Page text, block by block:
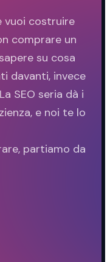
vuoi costruire
comprare un
su cosa
davanti, invece
SEO seria dà i
e noi te lo
partiamo da